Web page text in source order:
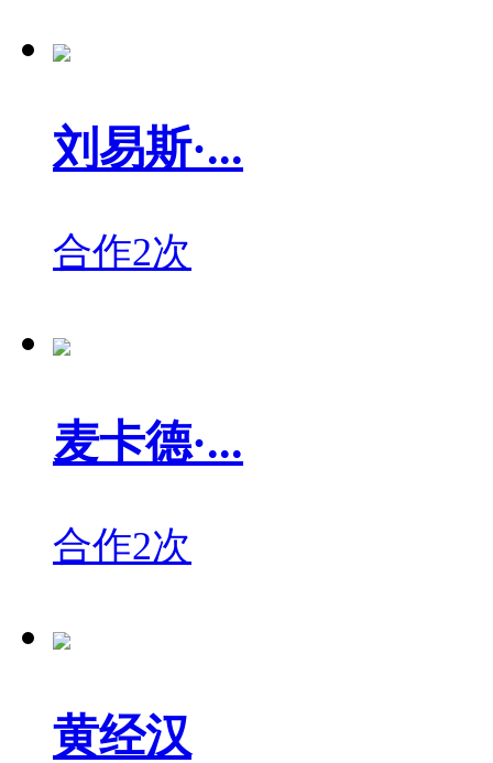
刘易斯·...
合作2次
麦卡德·...
合作2次
黄经汉